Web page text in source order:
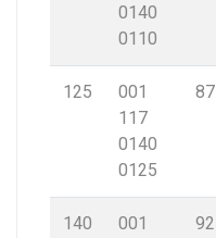
0140
0110
125
001
117
0140
0125
87
140
001
92